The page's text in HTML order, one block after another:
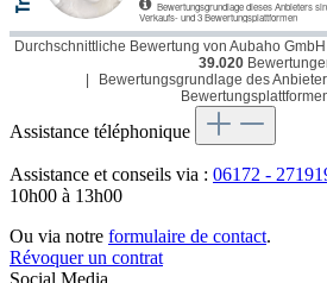
Durchschnittliche Bewertung von Aubaho
39.020
Bewertungsgrundlage des
Assistance téléphonique
Assistance et conseils via : 06172 -
10h00 à 13h00
Ou via notre formulaire de contact.
Révoquer un contrat